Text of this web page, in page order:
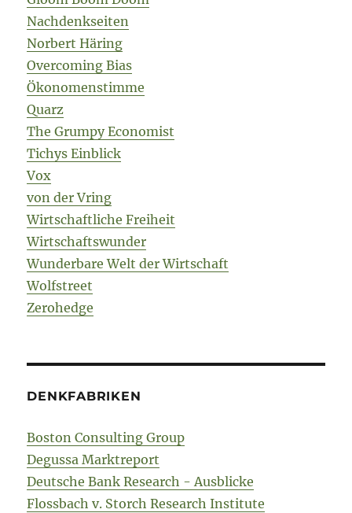
Nachdenkseiten
Norbert Häring
Overcoming Bias
Ökonomenstimme
Quarz
The Grumpy Economist
Tichys Einblick
Vox
von der Vring
Wirtschaftliche Freiheit
Wirtschaftswunder
Wunderbare Welt der Wirtschaft
Wolfstreet
Zerohedge
DENKFABRIKEN
Boston Consulting Group
Degussa Marktreport
Deutsche Bank Research - Ausblicke
Flossbach v. Storch Research Institute